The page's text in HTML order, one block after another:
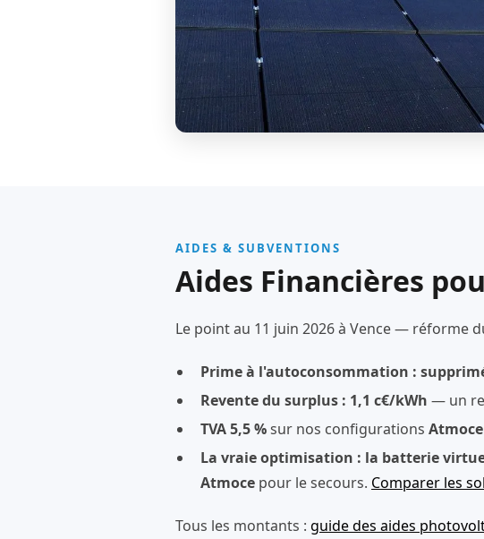
AIDES & SUBVENTIONS
Aides Financières
Le point au 11 juin 2026 à Vence — réforme
Prime à l'autoconsommation :
Revente du surplus : 1,1 c€/kWh — un
TVA 5,5 %sur nos configurations
La vraie optimisation : la batterie
Atmoce pour le secours. Comparer les
Tous les montants : guide des aides